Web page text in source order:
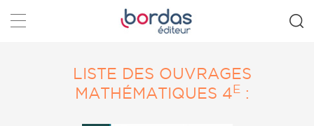
Rechercher
LISTE DES OUVRAGES
MATHÉMATIQUES 4E :